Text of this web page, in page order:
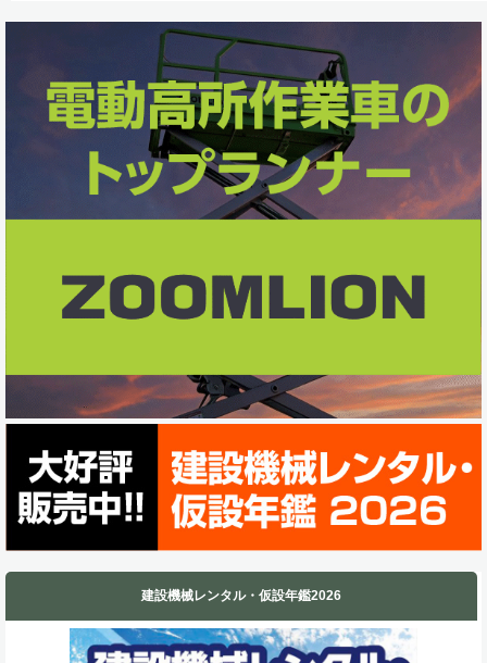
e
b
k
k
e
d
n
n
e
建設機械レンタル・仮設年鑑2026